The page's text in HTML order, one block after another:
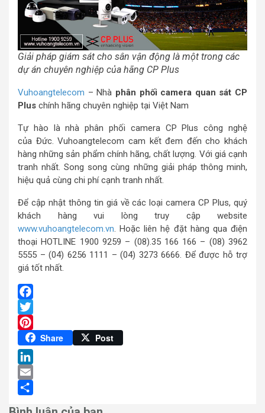
Giải pháp giám sát cho sân vận động là một trong các
dự án chuyên nghiệp của hãng CP Plus
Vuhoangtelecom – Nhà phân phối camera quan sát CP
Plus chính hãng chuyên nghiệp tại Việt Nam
Tự hào là nhà phân phối camera CP Plus công nghệ
của Đức. Vuhoangtelecom cam kết đem đến cho khách
hàng những sản phẩm chính hãng, chất lượng. Với giá cạnh
tranh nhất. Song song cùng những giải pháp thông minh,
hiệu quả cùng chi phí cạnh tranh nhất.
Để cập nhật thông tin giá về các loại camera CP Plus, quý
khách hàng vui lòng truy cập website
www.vuhoangtelecom.vn. Hoặc liên hệ đặt hàng qua điện
thoại HOTLINE 1900 9259 – (08).35 166 166 – (08) 3962
5555 – (04) 6256 1111 – (04) 3273 6666. Để được hỗ trợ
giá tốt nhất.
Facebook
Twitter
Pinterest
Share Post
LinkedIn
Email